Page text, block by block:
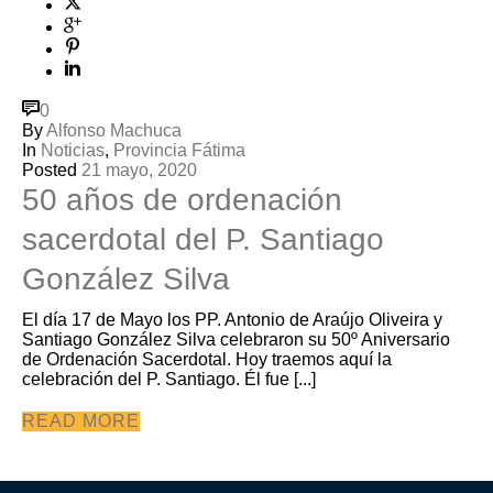
0
ByAlfonso Machuca
In Noticias, Provincia Fátima
Posted 21 mayo, 2020
50 años de ordenación
sacerdotal del P. Santiago
González Silva
El día 17 de Mayo los PP. Antonio de Araújo Oliveira y
Santiago González Silva celebraron su 50º Aniversario
de Ordenación Sacerdotal. Hoy traemos aquí la
celebración del P. Santiago. Él fue [...]
READ MORE